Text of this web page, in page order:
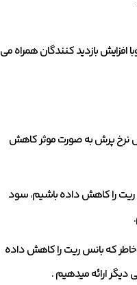
بازدید کنندگان همراه می
نرخ پرش به صورت موثر کاهش
ریت را کاهش داده باشیم، سود
خاطر که بانس ریت را کاهش داده
ارائه میدهیم .